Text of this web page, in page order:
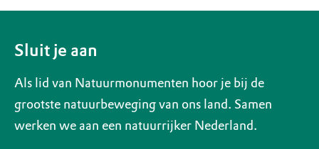
Sluit je aan
Als lid van Natuurmonumenten hoor je bij de
grootste natuurbeweging van ons land. Samen
werken we aan een natuurrijker Nederland.